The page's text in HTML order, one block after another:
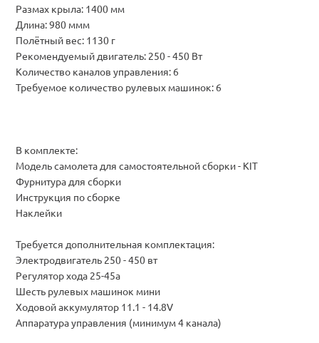
Размах крыла: 1400 мм
Длина: 980 ммм
Полётный вес: 1130 г
Рекомендуемый двигатель: 250 - 450 Вт
Количество каналов управления: 6
Требуемое количество рулевых машинок: 6
В комплекте:
Модель самолета для самостоятельной сборки - KIT
Фурнитура для сборки
Инструкция по сборке
Наклейки
Требуется дополнительная комплектация:
Электродвигатель 250 - 450 вт
Регулятор хода 25-45а
Шесть рулевых машинок мини
Ходовой аккумулятор 11.1 - 14.8V
Аппаратура управления (минимум 4 канала)